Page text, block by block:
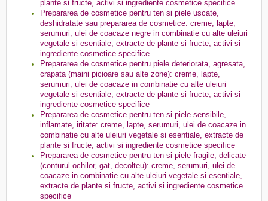
plante si fructe, activi si ingrediente cosmetice specifice
Prepararea de cosmetice pentru ten si piele uscate,
deshidratate sau prepararea de cosmetice: creme, lapte,
serumuri, ulei de coacaze negre in combinatie cu alte uleiuri
vegetale si esentiale, extracte de plante si fructe, activi si
ingrediente cosmetice specifice
Prepararea de cosmetice pentru piele deteriorata, agresata,
crapata (maini picioare sau alte zone): creme, lapte,
serumuri, ulei de coacaze in combinatie cu alte uleiuri
vegetale si esentiale, extracte de plante si fructe, activi si
ingrediente cosmetice specifice
Prepararea de cosmetice pentru ten si piele sensibile,
inflamate, iritate: creme, lapte, serumuri, ulei de coacaze in
combinatie cu alte uleiuri vegetale si esentiale, extracte de
plante si fructe, activi si ingrediente cosmetice specifice
Prepararea de cosmetice pentru ten si piele fragile, delicate
(conturul ochilor, gat, decolteu): creme, serumuri, ulei de
coacaze in combinatie cu alte uleiuri vegetale si esentiale,
extracte de plante si fructe, activi si ingrediente cosmetice
specifice